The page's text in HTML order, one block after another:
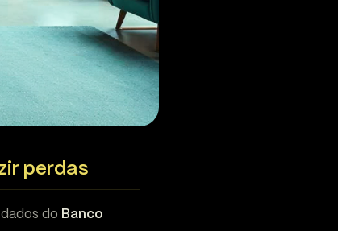
perdas
do Banco